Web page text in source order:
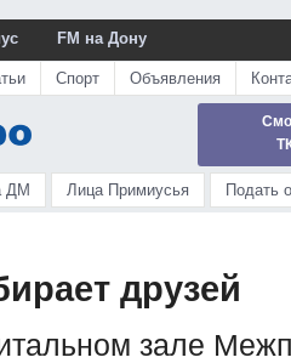
FM на Дону
Спорт Объявления
ДМ Лица Примиусья Подать
друзей
зале